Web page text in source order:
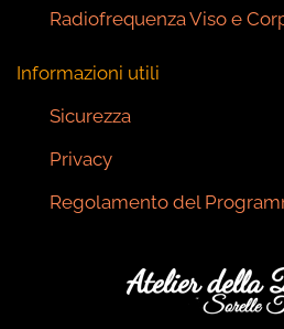
Radiofrequenza Viso e
Informazioni utili
Sicurezza
Privacy
Regolamento del